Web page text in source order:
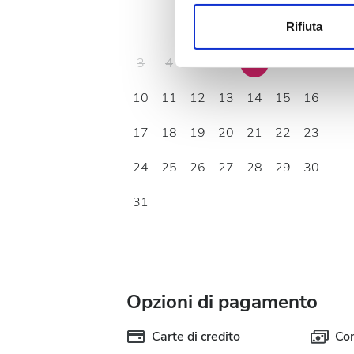
modificare o ritirare il tuo
di analisi dei dati web,
che hanno raccolto dal tuo
Rifiuta
2
3
4 5 6 7 8
9
10
11 12 13 14 15
16
17
18 19 20 21 22
23
24
25 26 27 28 29
30
31
Opzioni di pagamento
Carte di credito